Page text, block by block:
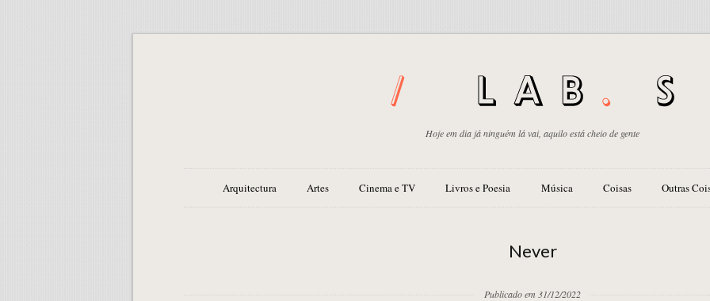
Hoje em dia já ninguém lá vai, aquilo está cheio de gente
Arquitectura Artes Cinema e TV Livros e Poesia Música Coisas Outras
Never
Publicado em 31/12/2022